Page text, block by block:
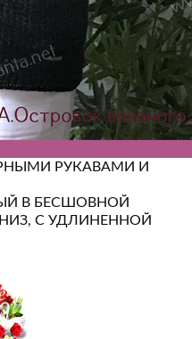
РУКАВАМИ И
В БЕСШОВНОЙ
С УДЛИНЕННОЙ